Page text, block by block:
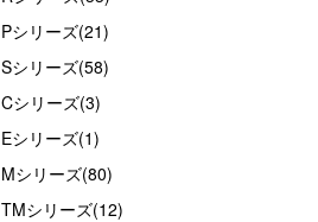
Pシリーズ(21)
Sシリーズ(58)
Cシリーズ(3)
Eシリーズ(1)
Mシリーズ(80)
TMシリーズ(12)